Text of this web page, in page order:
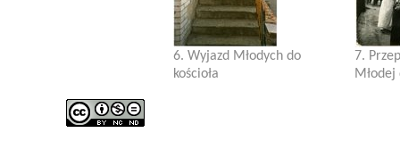
6. Wyjazd Młodych do
kościoła
7.